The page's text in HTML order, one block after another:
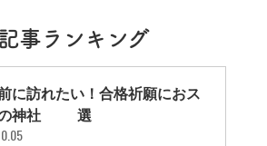
事ランキング
に訪れたい！合格祈願におス
の神社11選